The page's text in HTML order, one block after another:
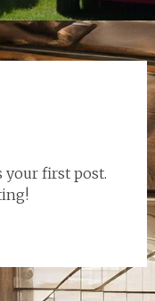
your first post.